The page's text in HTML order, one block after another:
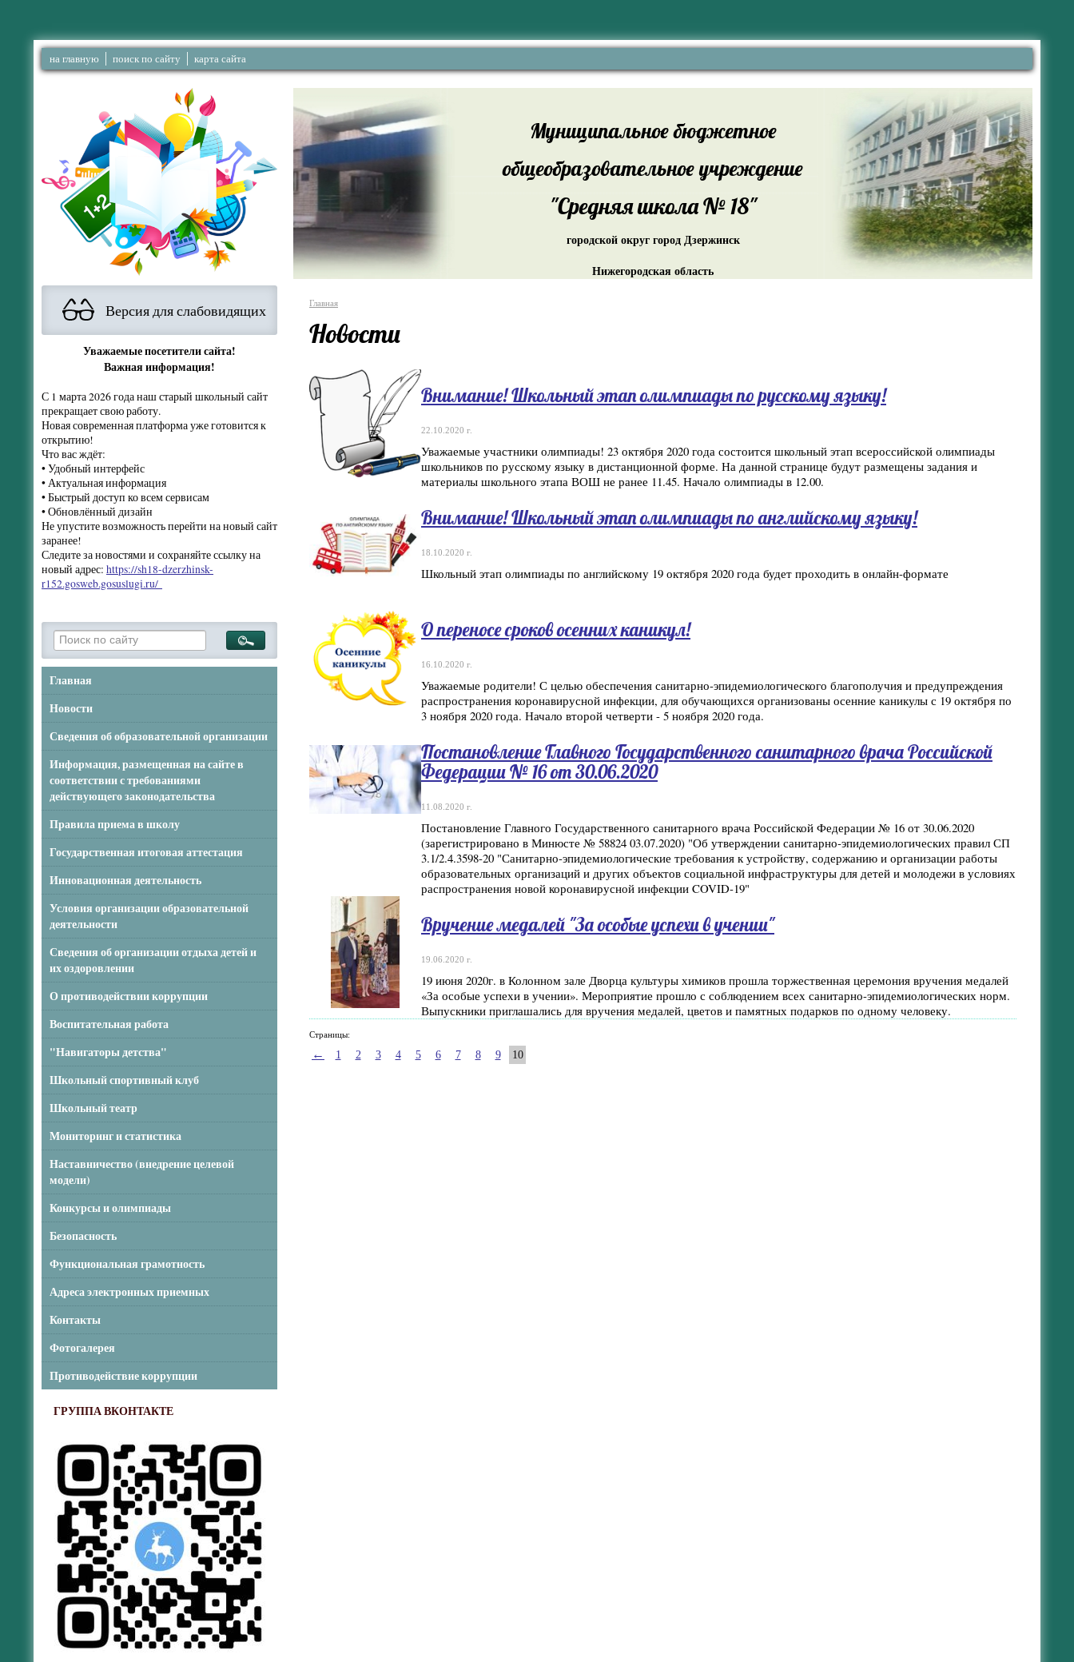
на главную поиск по сайту карта сайта
Версия для слабовидящих
Уважаемые посетители сайта!
Важная информация!
С 1 марта 2026 года наш старый школьный сайт
прекращает свою работу.
Новая современная платформа уже готовится к
открытию!
Что вас ждёт:
• Удобный интерфейс
• Актуальная информация
• Быстрый доступ ко всем сервисам
• Обновлённый дизайн
Не упустите возможность перейти на новый сайт
заранее!
Следите за новостями и сохраняйте ссылку на
новый адрес: https://sh18-dzerzhinsk-
r152.gosweb.gosuslugi.ru/
Главная
Новости
Сведения об образовательной организации
Информация, размещенная на сайте в
соответствии с требованиями
действующего законодательства
Правила приема в школу
Государственная итоговая аттестация
Инновационная деятельность
Условия организации образовательной
деятельности
Сведения об организации отдыха детей и
их оздоровлении
О противодействии коррупции
Воспитательная работа
"Навигаторы детства"
Школьный спортивный клуб
Школьный театр
Мониторинг и статистика
Наставничество (внедрение целевой
модели)
Конкурсы и олимпиады
Безопасность
Функциональная грамотность
Адреса электронных приемных
Контакты
Фотогалерея
Противодействие коррупции
ГРУППА ВКОНТАКТЕ
Муниципальное бюджетное
общеобразовательное учреждение
"Средняя школа № 18"
городской округ город Дзержинск
Нижегородская область
Главная
Новости
Внимание! Школьный этап олимпиады по русскому языку!
22.10.2020 г.
Уважаемые участники олимпиады! 23 октября 2020 года состоится школьный этап всероссийской олимпиады
школьников по русскому языку в дистанционной форме. На данной странице будут размещены задания и
материалы школьного этапа ВОШ не ранее 11.45. Начало олимпиады в 12.00.
Внимание! Школьный этап олимпиады по английскому языку!
18.10.2020 г.
Школьный этап олимпиады по английскому 19 октября 2020 года будет проходить в онлайн-формате
О переносе сроков осенних каникул!
16.10.2020 г.
Уважаемые родители! С целью обеспечения санитарно-эпидемиологического благополучия и предупреждения
распространения коронавирусной инфекции, для обучающихся организованы осенние каникулы с 19 октября по
3 ноября 2020 года. Начало второй четверти - 5 ноября 2020 года.
Постановление Главного Государственного санитарного врача Российской
Федерации № 16 от 30.06.2020
11.08.2020 г.
Постановление Главного Государственного санитарного врача Российской Федерации № 16 от 30.06.2020
(зарегистрировано в Минюсте № 58824 03.07.2020) "Об утверждении санитарно-эпидемиологических правил СП
3.1/2.4.3598-20 "Санитарно-эпидемиологические требования к устройству, содержанию и организации работы
образовательных организаций и других объектов социальной инфраструктуры для детей и молодежи в условиях
распространения новой коронавирусной инфекции COVID-19"
Вручение медалей "За особые успехи в учении"
19.06.2020 г.
19 июня 2020г. в Колонном зале Дворца культуры химиков прошла торжественная церемония вручения медалей
«За особые успехи в учении». Мероприятие прошло с соблюдением всех санитарно-эпидемиологических норм.
Выпускники приглашались для вручения медалей, цветов и памятных подарков по одному человеку.
Страницы:
← 1 2 3 4 5 6 7 8 9 10